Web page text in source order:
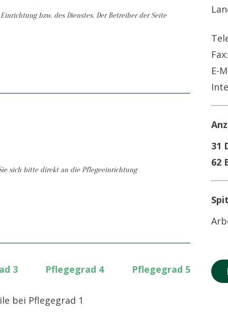
bzw. des Dienstes. Der Betreiber der Seite
sich bitte direkt an die Pflegeeinrichtung
3 Pflegegrad 4 Pflegegrad 5
bei Pflegegrad 1
E-
31
62